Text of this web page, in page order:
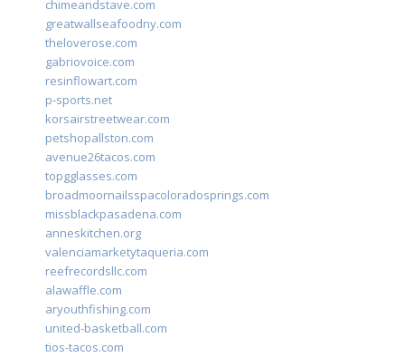
chimeandstave.com
greatwallseafoodny.com
theloverose.com
gabriovoice.com
resinflowart.com
p-sports.net
korsairstreetwear.com
petshopallston.com
avenue26tacos.com
topgglasses.com
broadmoornailsspacoloradosprings.com
missblackpasadena.com
anneskitchen.org
valenciamarketytaqueria.com
reefrecordsllc.com
alawaffle.com
aryouthfishing.com
united-basketball.com
tios-tacos.com